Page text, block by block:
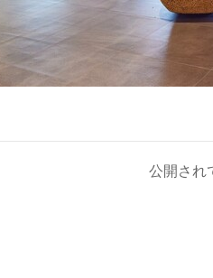
公開され